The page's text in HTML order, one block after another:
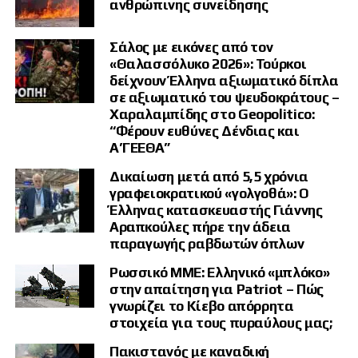
| * Νομική εντολή στο Τουρκικό Ναυτικό και
|   ελληνικών ενεργειών που δεν έχουν
| * Λεηλασία των κυριαρχικών δικαιωμάτων
Ο κ. Καλεντερίδης έκρουσε τον κώδωνα του
κινδύνου για την Αθήνα. Όταν αυτό το
νομοσχέδιο γίνει νόμος του τουρκικού
κράτους, θα δεσμεύει νομικά τόσο την
παρούσα όσο και όλες τις μελλοντικές
κυβερνήσεις της Τουρκίας. Αυτό σημαίνει ότι
καμία τουρκική ηγεσία δεν θα μπορεί να
καθίσει στο τραπέζι των διαπραγματεύσεων ή
να υπογράψει συνυποσχετικό για το
Δικαστήριο της Χάγης, έχοντας ως αφετηρία
οτιδήποτε λιγότερο από τις πρόνοιες αυτού
ανθρώπινης συνείδησης
Σάλος με εικόνες από τον
«Θαλασσόλυκο 2026»: Τούρκοι
δείχνουν Έλληνα αξιωματικό δίπλα
σε αξιωματικό του ψευδοκράτους –
Χαραλαμπίδης στο Geopolitico:
“Φέρουν ευθύνες Δένδιας και
Α’ΓΕΕΘΑ”
Δικαίωση μετά από 5,5 χρόνια
γραφειοκρατικού «γολγοθά»: Ο
Έλληνας κατασκευαστής Γιάννης
Αραπκούλες πήρε την άδεια
παραγωγής ραβδωτών όπλων
Ρωσσικό ΜΜΕ: Ελληνικό «μπλόκο»
στην απαίτηση για Patriot – Πώς
γνωρίζει το Κίεβο απόρρητα
στοιχεία για τους πυραύλους μας;
Πακιστανός με καναδική